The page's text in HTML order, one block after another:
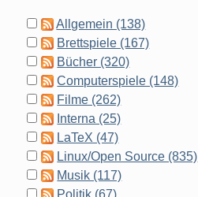
Allgemein (138)
Brettspiele (167)
Bücher (320)
Computerspiele (148)
Filme (262)
Interna (25)
LaTeX (47)
Linux/Open Source (835)
Musik (117)
Politik (67)